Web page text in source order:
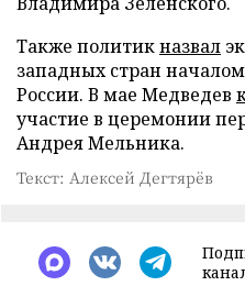
Также политикназвал
западных стран
России. В мае Медведев
участие в церемонии
Андрея Мельника.
Текст: Алексей Дегтярёв